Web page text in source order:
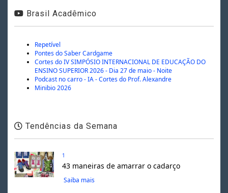
Brasil Acadêmico
Repetível
Pontes do Saber Cardgame
Cortes do IV SIMPÓSIO INTERNACIONAL DE EDUCAÇÃO DO
ENSINO SUPERIOR 2026 - Dia 27 de maio - Noite
Podcast no carro - IA - Cortes do Prof. Alexandre
Minibio 2026
Tendências da Semana
1
43 maneiras de amarrar o cadarço
Saiba mais